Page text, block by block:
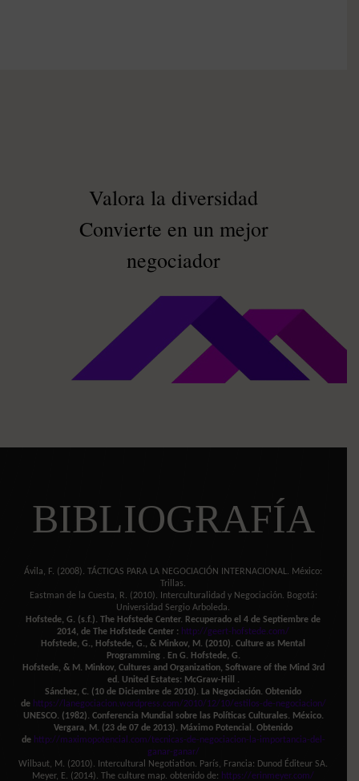
Valora la diversidad
Convierte en un mejor
negociador
BIBLIOGRAFÍA
Ávila, F. (2008). TÁCTICAS PARA LA NEGOCIACIÓN INTERNACIONAL. México:
Trillas.
Eastman de la Cuesta, R. (2010). Interculturalidad y Negociación. Bogotá:
Universidad Sergio Arboleda.
Hofstede, G. (s.f.). The Hofstede Center. Recuperado el 4 de Septiembre de
2014, de The Hofstede Center : http://geert-hofstede.com/
Hofstede, G., Hofstede, G., & Minkov, M. (2010). Culture as Mental
Programming . En G. Hofstede, G.
Hofstede, & M. Minkov, Cultures and Organization, Software of the Mind 3rd
ed. United Estates: McGraw-Hill .
Sánchez, C. (10 de Diciembre de 2010). La Negociación. Obtenido
de https://lanegociacion.wordpress.com/2010/12/10/estilos-de-negociacion/
UNESCO. (1982). Conferencia Mundial sobre las Políticas Culturales. México.
Vergara, M. (23 de 07 de 2013). Máximo Potencial. Obtenido
de http://maximopotencial.com/tecnicas-de-negociacion-la-importancia-del-
ganar-ganar/
Wilbaut, M. (2010). Intercultural Negotiation. París, Francia: Dunod Éditeur SA.
Meyer, E. (2014). The culture map. obtenido de: https://erinmeyer.com/